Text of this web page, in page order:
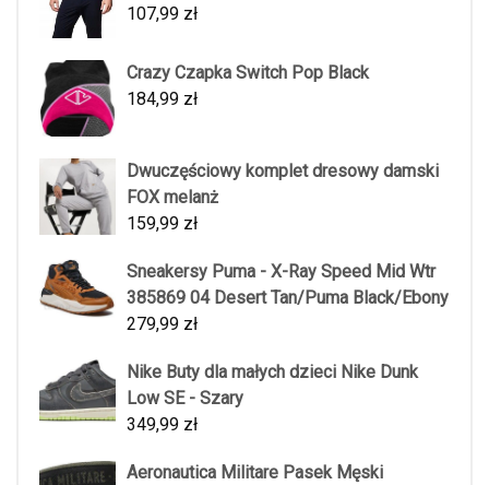
107,99 zł
Crazy Czapka Switch Pop Black
184,99 zł
Dwuczęściowy komplet dresowy damski
FOX melanż
159,99 zł
Sneakersy Puma - X-Ray Speed Mid Wtr
385869 04 Desert Tan/Puma Black/Ebony
279,99 zł
Nike Buty dla małych dzieci Nike Dunk
Low SE - Szary
349,99 zł
Aeronautica Militare Pasek Męski